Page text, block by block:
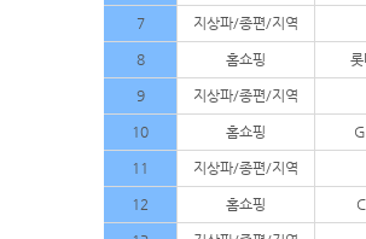
7 지상파/종편/지역
8 홈쇼핑
9 지상파/종편/지역
10 홈쇼핑
11 지상파/종편/지역
12 홈쇼핑